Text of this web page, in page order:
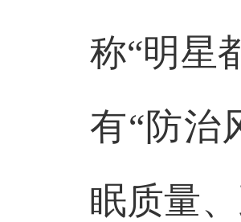
称“明星
有“防治
眠质量